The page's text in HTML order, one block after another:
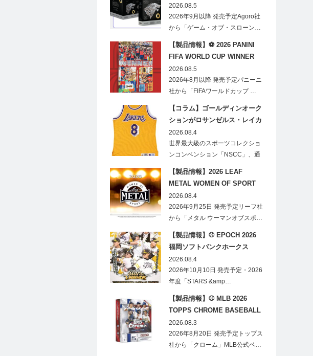
STARK BLIND BOX
2026.08.5
2026年9月以降 発売予定Agoro社
から「ゲーム・オブ・スローン…
【製品情報】⚽ 2026 PANINI
FIFA WORLD CUP WINNER
STICKER POSTER
2026.08.5
2026年8月以降 発売予定パニーニ
社から「FIFAワールドカップ …
【コラム】ゴールディンオーク
ションがロサンゼルス・レイカ
ーズのオフィシャルオークショ
ンスポンサーに！
2026.08.4
世界最大級のスポーツコレクショ
ンコンベンション「NSCC」、通
【製品情報】2026 LEAF
METAL WOMEN OF SPORT
HOBBY
2026.08.4
2026年9月25日 発売予定リーフ社
から「メタル ウーマンオブスポ…
【製品情報】⚾ EPOCH 2026
福岡ソフトバンクホークス
STARS&LEGENDS ベースボー
ルカード
2026.08.4
2026年10月10日 発売予定・2026
年度「STARS &amp…
【製品情報】⚾ MLB 2026
TOPPS CHROME BASEBALL
LOGOFRACTOR
2026.08.3
2026年8月20日 発売予定トップス
社から「クローム」MLB公式ベ…